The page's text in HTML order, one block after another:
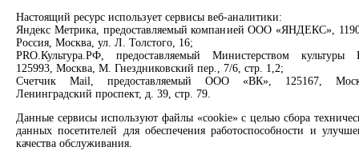
Сервисы
Продлить книгу
Спроси библиотекаря
Спроси краеведа
Оцените качество услуг
Направить обращение директору
Соцсети
Настоящий ресурс использует сервисы веб-аналитики:
Яндекс Метрика, предоставляемый компанией ООО «ЯНДЕКС»,
Россия, Москва, ул. Л. Толстого, 16;
PRO.Культура.РФ, предоставляемый Министерством культуры
125993, Москва, М. Гнездниковский пер., 7/6, стр. 1,2;
Счетчик Mail, предоставляемый ООО «ВК», 125167,
Ленинградский проспект, д. 39, стр. 79.
Данные сервисы используют файлы «cookie» с целью сбора
данных посетителей для обеспечения работоспособности и
качества обслуживания.